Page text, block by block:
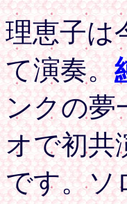
理恵子は
て演奏。
ンクの夢
オで初共
です。ソ